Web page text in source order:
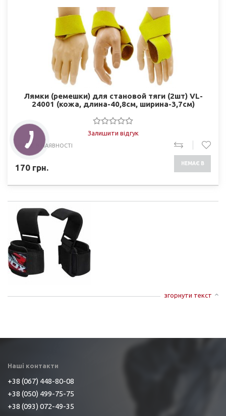
Лямки (ремешки) для становой тяги (2шт) VL-
24001 (кожа, длина-40,8см, ширина-3,7см)
Залишити відгук
НЕМАЄ В НАЯВНОСТІ
170 грн. НЕМАЄ В
згорнути текст
Наші контакти
+38 (067) 448-80-08
+38 (050) 499-75-75
+38 (093) 072-49-35